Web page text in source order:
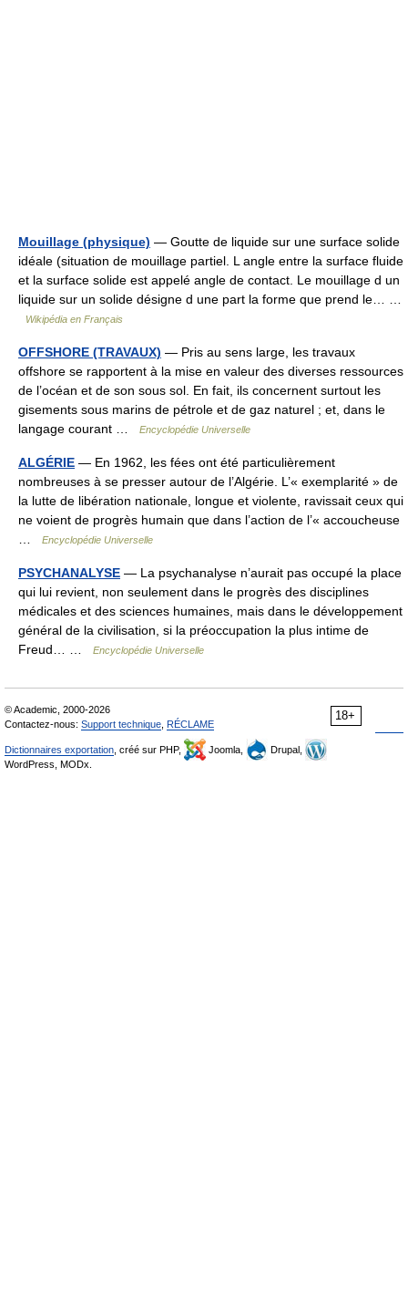
Mouillage (physique) — Goutte de liquide sur une surface solide
idéale (situation de mouillage partiel. L angle entre la surface fluide
et la surface solide est appelé angle de contact. Le mouillage d un
liquide sur un solide désigne d une part la forme que prend le… …
Wikipédia en Français
OFFSHORE (TRAVAUX) — Pris au sens large, les travaux
offshore se rapportent à la mise en valeur des diverses ressources
de l’océan et de son sous sol. En fait, ils concernent surtout les
gisements sous marins de pétrole et de gaz naturel ; et, dans le
langage courant …
Encyclopédie Universelle
ALGÉRIE — En 1962, les fées ont été particulièrement
nombreuses à se presser autour de l’Algérie. L’« exemplarité » de
la lutte de libération nationale, longue et violente, ravissait ceux qui
ne voient de progrès humain que dans l’action de l’« accoucheuse
Encyclopédie Universelle
PSYCHANALYSE — La psychanalyse n’aurait pas occupé la place
qui lui revient, non seulement dans le progrès des disciplines
médicales et des sciences humaines, mais dans le développement
général de la civilisation, si la préoccupation la plus intime de
Freud… …
Encyclopédie Universelle
18+
© Academic, 2000-2026
Contactez-nous: Support technique RÉCLAME
Dictionnaires exportation , créé sur PHP, Joomla,
Drupal,
WordPress, MODx.